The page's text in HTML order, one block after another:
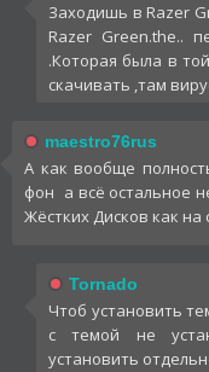
Заходишь в Razer
Razer Green.the..
.Которая была в
скачивать ,там
maestro76rus
А как вообще
фон а всё остальное
Жёстких Дисков как на
Tornado
Чтоб установить
с темой не
установить